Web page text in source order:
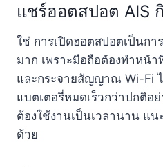
แชร์ฮอตสปอต AIS
ใช่ การเปิดฮอตสปอตเป็นกา
มาก เพราะมือถือต้องทำหน้า
และกระจายสัญญาณ Wi-Fi
แบตเตอรี่หมดเร็วกว่าปกติอ
ต้องใช้งานเป็นเวลานาน แน
ด้วย